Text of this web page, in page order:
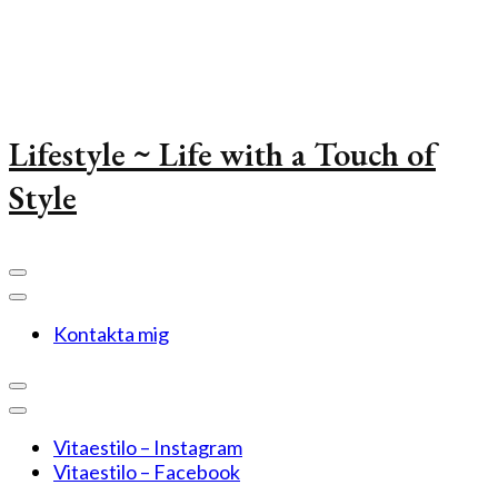
Lifestyle ~ Life with a Touch of
Style
Kontakta mig
Vitaestilo – Instagram
Vitaestilo – Facebook